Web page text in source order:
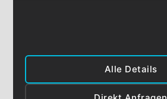
Alle Details